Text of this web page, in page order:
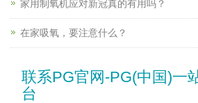
家用制氧机应对新冠真的有用吗？
在家吸氧，要注意什么？
联系PG官网-PG(中国)一
台